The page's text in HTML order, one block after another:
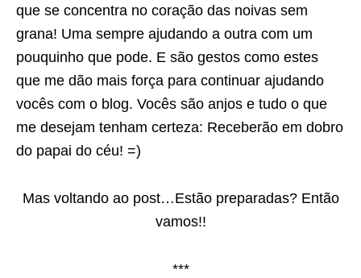
que se concentra no coração das noivas sem
grana! Uma sempre ajudando a outra com um
pouquinho que pode. E são gestos como estes
que me dão mais força para continuar ajudando
vocês com o blog. Vocês são anjos e tudo o que
me desejam tenham certeza: Receberão em dobro
do papai do céu! =)
Mas voltando ao post…Estão preparadas? Então
vamos!!
***